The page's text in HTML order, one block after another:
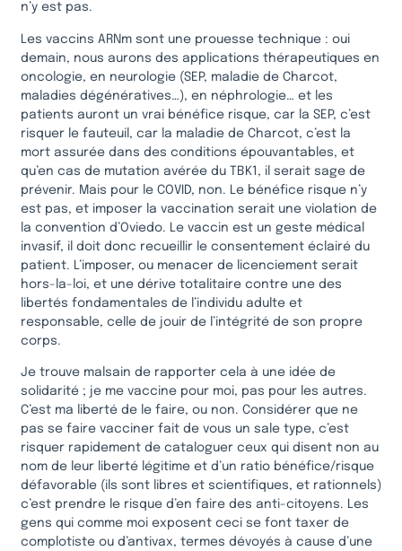
n’y est pas.
Les vaccins ARNm sont une prouesse technique : oui
demain, nous aurons des applications thérapeutiques en
oncologie, en neurologie (SEP, maladie de Charcot,
maladies dégénératives…), en néphrologie… et les
patients auront un vrai bénéfice risque, car la SEP, c’est
risquer le fauteuil, car la maladie de Charcot, c’est la
mort assurée dans des conditions épouvantables, et
qu’en cas de mutation avérée du TBK1, il serait sage de
prévenir. Mais pour le COVID, non. Le bénéfice risque n’y
est pas, et imposer la vaccination serait une violation de
la convention d’Oviedo. Le vaccin est un geste médical
invasif, il doit donc recueillir le consentement éclairé du
patient. L’imposer, ou menacer de licenciement serait
hors-la-loi, et une dérive totalitaire contre une des
libertés fondamentales de l’individu adulte et
responsable, celle de jouir de l’intégrité de son propre
corps.
Je trouve malsain de rapporter cela à une idée de
solidarité ; je me vaccine pour moi, pas pour les autres.
C’est ma liberté de le faire, ou non. Considérer que ne
pas se faire vacciner fait de vous un sale type, c’est
risquer rapidement de cataloguer ceux qui disent non au
nom de leur liberté légitime et d’un ratio bénéfice/risque
défavorable (ils sont libres et scientifiques, et rationnels)
c’est prendre le risque d’en faire des anti-citoyens. Les
gens qui comme moi exposent ceci se font taxer de
complotiste ou d’antivax, termes dévoyés à cause d’une